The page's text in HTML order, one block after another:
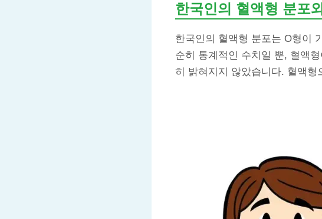
한국인의 혈액형 분포
한국인의 혈액형 분포는 O형이
순히 통계적인 수치일 뿐, 혈액
히 밝혀지지 않았습니다. 혈액